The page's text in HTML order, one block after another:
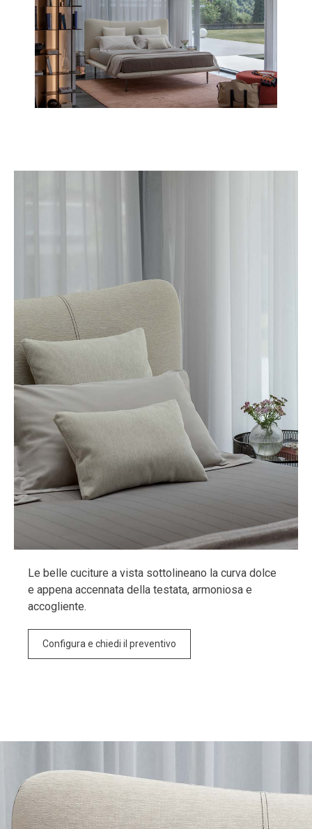
Le belle cuciture a vista sottolineano la curva dolce
e appena accennata della testata, armoniosa e
accogliente.
Configura e chiedi il preventivo